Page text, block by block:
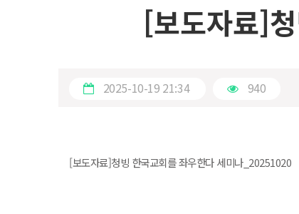
[보도자료]
2025-10-19 21:34 940
[보도자료]청빙 한국교회를 좌우한다 세미나_20251020